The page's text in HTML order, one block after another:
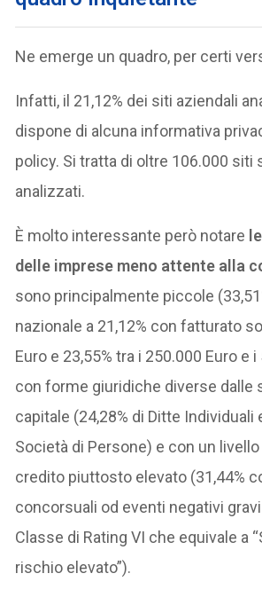
Ne emerge un quadro, per certi
Infatti, il 21,12% dei siti aziendali
dispone di alcuna informativa
policy. Si tratta di oltre 106.000 siti
analizzati.
È molto interessante però notare
delle imprese meno attente alla
sono principalmente piccole
nazionale a 21,12% con fatturato
Euro e 23,55% tra i 250.000 Euro e
con forme giuridiche diverse dalle
capitale (24,28% di Ditte Individuali
Società di Persone) e con un
credito piuttosto elevato (31,44%
concorsuali od eventi negativi
Classe di Rating VI che equivale a
rischio elevato”).